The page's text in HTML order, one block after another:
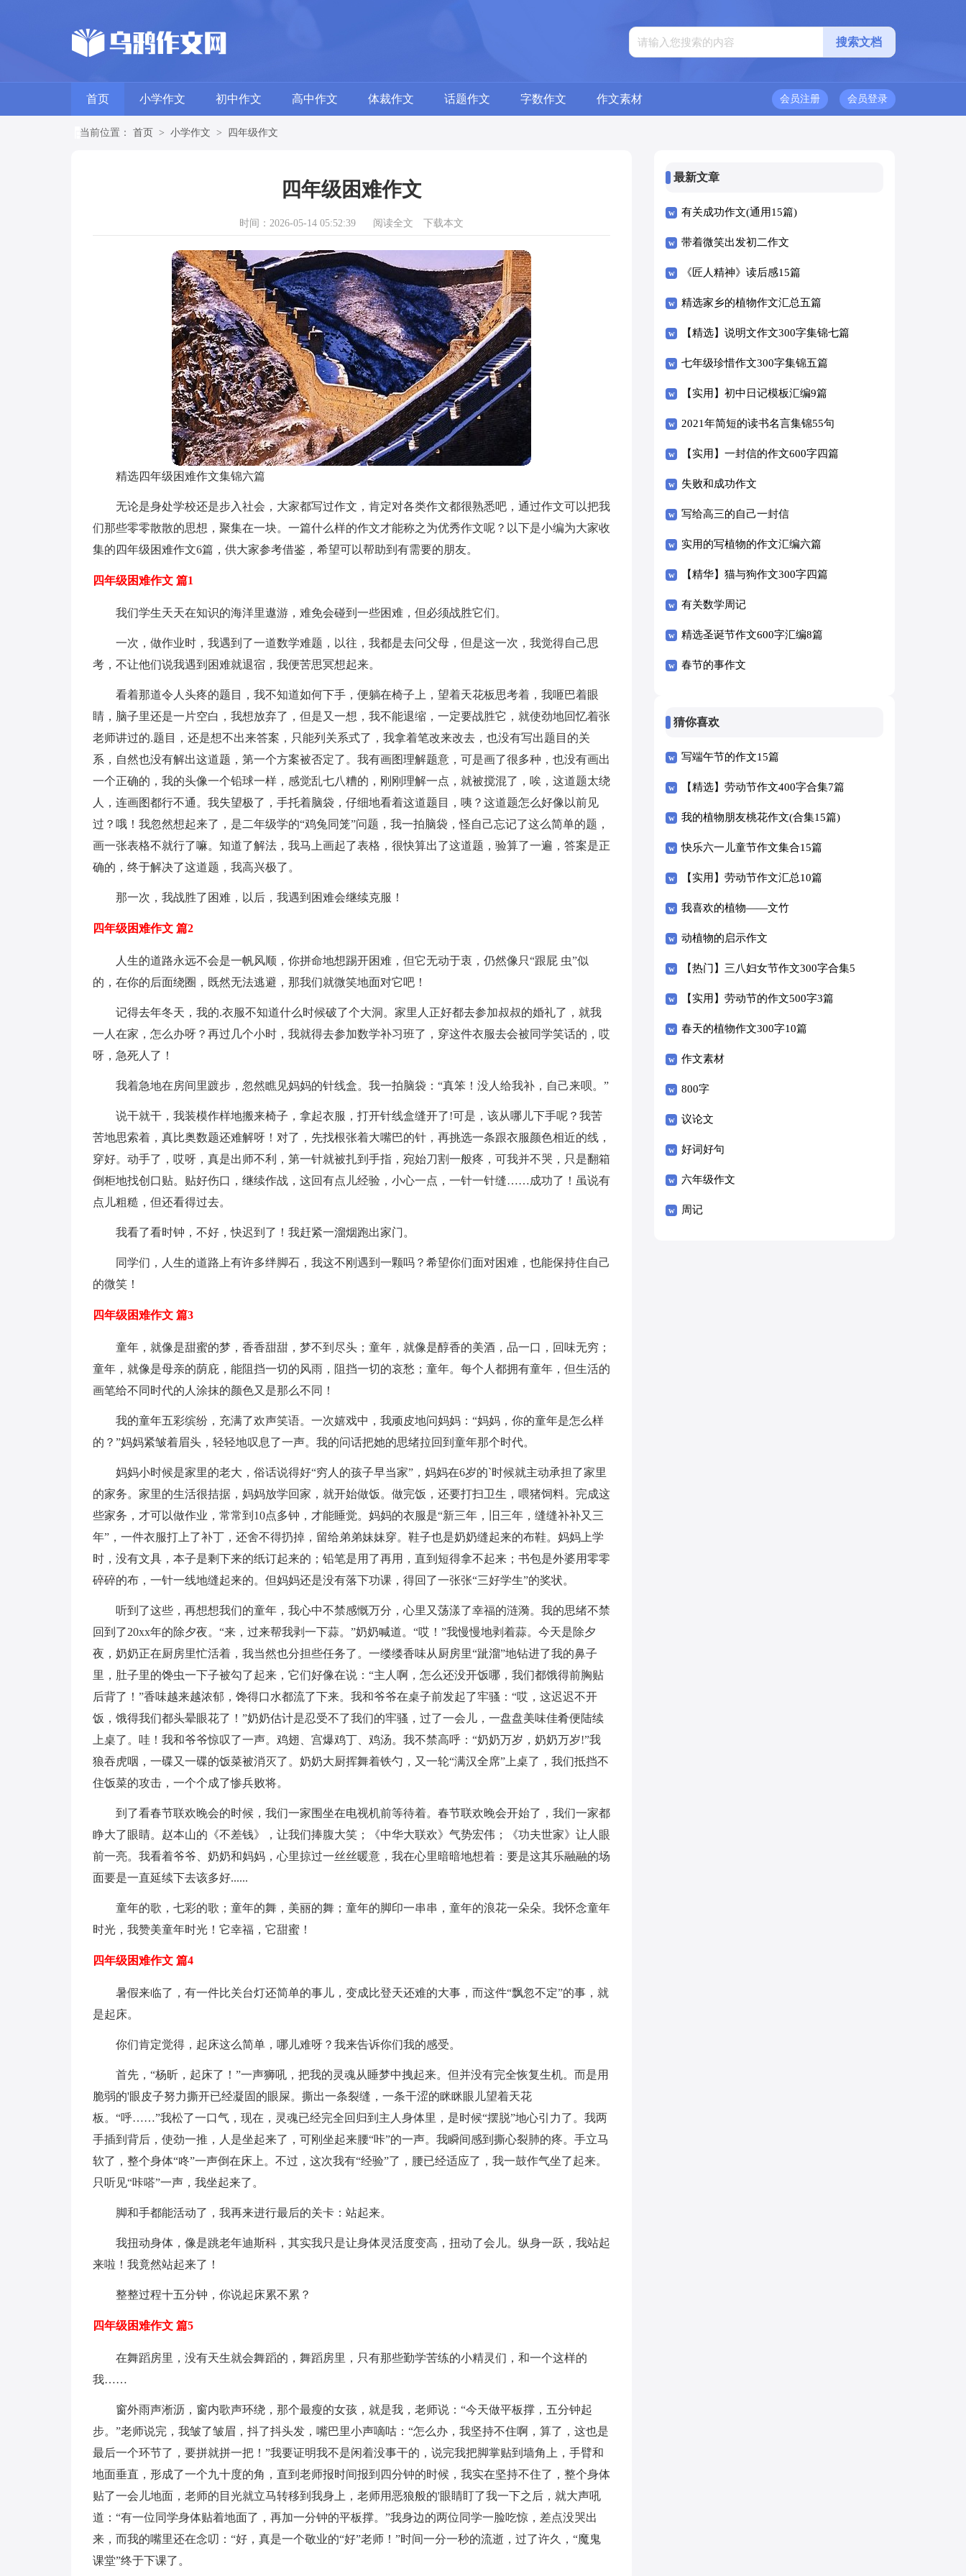
首页 小学作文 初中作文 高中作文 体裁作文 话题作文 字数作文 作文素材 会员登录
会员注册
当前位置： 首页 > 小学作文 > 四年级作文
四年级困难作文
时间：2026-05-14 05:52:39 阅读全文 下载本文
精选四年级困难作文集锦六篇
无论是身处学校还是步入社会，大家都写过作文，肯定对各类作文都很熟悉吧，通过作文可以把我
们那些零零散散的思想，聚集在一块。一篇什么样的作文才能称之为优秀作文呢？以下是小编为大家收
集的四年级困难作文6篇，供大家参考借鉴，希望可以帮助到有需要的朋友。
四年级困难作文 篇1
我们学生天天在知识的海洋里遨游，难免会碰到一些困难，但必须战胜它们。
一次，做作业时，我遇到了一道数学难题，以往，我都是去问父母，但是这一次，我觉得自己思
考，不让他们说我遇到困难就退宿，我便苦思冥想起来。
看着那道令人头疼的题目，我不知道如何下手，便躺在椅子上，望着天花板思考着，我咂巴着眼
睛，脑子里还是一片空白，我想放弃了，但是又一想，我不能退缩，一定要战胜它，就使劲地回忆着张
老师讲过的.题目，还是想不出来答案，只能列关系式了，我拿着笔改来改去，也没有写出题目的关
系，自然也没有解出这道题，第一个方案被否定了。我有画图理解题意，可是画了很多种，也没有画出
一个正确的，我的头像一个铅球一样，感觉乱七八糟的，刚刚理解一点，就被搅混了，唉，这道题太绕
人，连画图都行不通。我失望极了，手托着脑袋，仔细地看着这道题目，咦？这道题怎么好像以前见
过？哦！我忽然想起来了，是二年级学的“鸡兔同笼”问题，我一拍脑袋，怪自己忘记了这么简单的题，
画一张表格不就行了嘛。知道了解法，我马上画起了表格，很快算出了这道题，验算了一遍，答案是正
确的，终于解决了这道题，我高兴极了。
那一次，我战胜了困难，以后，我遇到困难会继续克服！
四年级困难作文 篇2
人生的道路永远不会是一帆风顺，你拼命地想踢开困难，但它无动于衷，仍然像只“跟屁 虫”似
的，在你的后面绕圈，既然无法逃避，那我们就微笑地面对它吧！
记得去年冬天，我的.衣服不知道什么时候破了个大洞。家里人正好都去参加叔叔的婚礼了，就我
一人在家，怎么办呀？再过几个小时，我就得去参加数学补习班了，穿这件衣服去会被同学笑话的，哎
呀，急死人了！
我着急地在房间里踱步，忽然瞧见妈妈的针线盒。我一拍脑袋：“真笨！没人给我补，自己来呗。”
说干就干，我装模作样地搬来椅子，拿起衣服，打开针线盒缝开了!可是，该从哪儿下手呢？我苦
苦地思索着，真比奥数题还难解呀！对了，先找根张着大嘴巴的针，再挑选一条跟衣服颜色相近的线，
穿好。动手了，哎呀，真是出师不利，第一针就被扎到手指，宛始刀割一般疼，可我并不哭，只是翻箱
倒柜地找创口贴。贴好伤口，继续作战，这回有点儿经验，小心一点，一针一针缝……成功了！虽说有
点儿粗糙，但还看得过去。
我看了看时钟，不好，快迟到了！我赶紧一溜烟跑出家门。
同学们，人生的道路上有许多绊脚石，我这不刚遇到一颗吗？希望你们面对困难，也能保持住自己
的微笑！
四年级困难作文 篇3
童年，就像是甜蜜的梦，香香甜甜，梦不到尽头；童年，就像是醇香的美酒，品一口，回味无穷；
童年，就像是母亲的荫庇，能阻挡一切的风雨，阻挡一切的哀愁；童年。每个人都拥有童年，但生活的
画笔给不同时代的人涂抹的颜色又是那么不同！
我的童年五彩缤纷，充满了欢声笑语。一次嬉戏中，我顽皮地问妈妈：“妈妈，你的童年是怎么样
的？”妈妈紧皱着眉头，轻轻地叹息了一声。我的问话把她的思绪拉回到童年那个时代。
妈妈小时候是家里的老大，俗话说得好“穷人的孩子早当家”，妈妈在6岁的`时候就主动承担了家里
的家务。家里的生活很拮据，妈妈放学回家，就开始做饭。做完饭，还要打扫卫生，喂猪饲料。完成这
些家务，才可以做作业，常常到10点多钟，才能睡觉。妈妈的衣服是“新三年，旧三年，缝缝补补又三
年”，一件衣服打上了补丁，还舍不得扔掉，留给弟弟妹妹穿。鞋子也是奶奶缝起来的布鞋。妈妈上学
时，没有文具，本子是剩下来的纸订起来的；铅笔是用了再用，直到短得拿不起来；书包是外婆用零零
碎碎的布，一针一线地缝起来的。但妈妈还是没有落下功课，得回了一张张“三好学生”的奖状。
听到了这些，再想想我们的童年，我心中不禁感慨万分，心里又荡漾了幸福的涟漪。我的思绪不禁
回到了20xx年的除夕夜。“来，过来帮我剥一下蒜。”奶奶喊道。“哎！”我慢慢地剥着蒜。今天是除夕
夜，奶奶正在厨房里忙活着，我当然也分担些任务了。一缕缕香味从厨房里“跐溜”地钻进了我的鼻子
里，肚子里的馋虫一下子被勾了起来，它们好像在说：“主人啊，怎么还没开饭哪，我们都饿得前胸贴
后背了！”香味越来越浓郁，馋得口水都流了下来。我和爷爷在桌子前发起了牢骚：“哎，这迟迟不开
饭，饿得我们都头晕眼花了！”奶奶估计是忍受不了我们的牢骚，过了一会儿，一盘盘美味佳肴便陆续
上桌了。哇！我和爷爷惊叹了一声。鸡翅、宫爆鸡丁、鸡汤。我不禁高呼：“奶奶万岁，奶奶万岁!”我
狼吞虎咽，一碟又一碟的饭菜被消灭了。奶奶大厨挥舞着铁勺，又一轮“满汉全席”上桌了，我们抵挡不
住饭菜的攻击，一个个成了惨兵败将。
到了看春节联欢晚会的时候，我们一家围坐在电视机前等待着。春节联欢晚会开始了，我们一家都
睁大了眼睛。赵本山的《不差钱》，让我们捧腹大笑；《中华大联欢》气势宏伟；《功夫世家》让人眼
前一亮。我看着爷爷、奶奶和妈妈，心里掠过一丝丝暖意，我在心里暗暗地想着：要是这其乐融融的场
面要是一直延续下去该多好......
童年的歌，七彩的歌；童年的舞，美丽的舞；童年的脚印一串串，童年的浪花一朵朵。我怀念童年
时光，我赞美童年时光！它幸福，它甜蜜！
四年级困难作文 篇4
暑假来临了，有一件比关台灯还简单的事儿，变成比登天还难的大事，而这件“飘忽不定”的事，就
是起床。
你们肯定觉得，起床这么简单，哪儿难呀？我来告诉你们我的感受。
首先，“杨昕，起床了！”一声狮吼，把我的灵魂从睡梦中拽起来。但并没有完全恢复生机。而是用
脆弱的'眼皮子努力撕开已经凝固的眼屎。撕出一条裂缝，一条干涩的眯眯眼儿望着天花
板。“呼……”我松了一口气，现在，灵魂已经完全回归到主人身体里，是时候“摆脱”地心引力了。我两
手插到背后，使劲一推，人是坐起来了，可刚坐起来腰“咔”的一声。我瞬间感到撕心裂肺的疼。手立马
软了，整个身体“咚”一声倒在床上。不过，这次我有“经验”了，腰已经适应了，我一鼓作气坐了起来。
只听见“咔嗒”一声，我坐起来了。
脚和手都能活动了，我再来进行最后的关卡：站起来。
我扭动身体，像是跳老年迪斯科，其实我只是让身体灵活度变高，扭动了会儿。纵身一跃，我站起
来啦！我竟然站起来了！
整整过程十五分钟，你说起床累不累？
四年级困难作文 篇5
在舞蹈房里，没有天生就会舞蹈的，舞蹈房里，只有那些勤学苦练的小精灵们，和一个这样的
我……
窗外雨声淅沥，窗内歌声环绕，那个最瘦的女孩，就是我，老师说：“今天做平板撑，五分钟起
步。”老师说完，我皱了皱眉，抖了抖头发，嘴巴里小声嘀咕：“怎么办，我坚持不住啊，算了，这也是
最后一个环节了，要拼就拼一把！”我要证明我不是闲着没事干的，说完我把脚掌贴到墙角上，手臂和
地面垂直，形成了一个九十度的角，直到老师报时间报到四分钟的时候，我实在坚持不住了，整个身体
贴了一会儿地面，老师的目光就立马转移到我身上，老师用恶狼般的'眼睛盯了我一下之后，就大声吼
道：“有一位同学身体贴着地面了，再加一分钟的平板撑。”我身边的两位同学一脸吃惊，差点没哭出
来，而我的嘴里还在念叨：“好，真是一个敬业的“好”老师！”时间一分一秒的流逝，过了许久，“魔鬼
课堂”终于下课了。
最新文章
有关成功作文(通用15篇)
带着微笑出发初二作文
《匠人精神》读后感15篇
精选家乡的植物作文汇总五篇
【精选】说明文作文300字集锦七篇
七年级珍惜作文300字集锦五篇
【实用】初中日记模板汇编9篇
2021年简短的读书名言集锦55句
【实用】一封信的作文600字四篇
失败和成功作文
写给高三的自己一封信
实用的写植物的作文汇编六篇
【精华】猫与狗作文300字四篇
有关数学周记
精选圣诞节作文600字汇编8篇
春节的事作文
猜你喜欢
写端午节的作文15篇
【精选】劳动节作文400字合集7篇
我的植物朋友桃花作文(合集15篇)
快乐六一儿童节作文集合15篇
【实用】劳动节作文汇总10篇
我喜欢的植物——文竹
动植物的启示作文
【热门】三八妇女节作文300字合集5
篇
【实用】劳动节的作文500字3篇
春天的植物作文300字10篇
作文素材
800字
议论文
好词好句
六年级作文
周记